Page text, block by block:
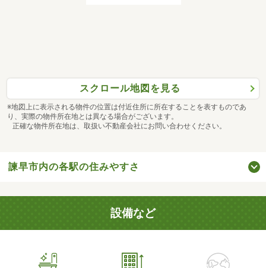
スクロール地図を見る
※地図上に表示される物件の位置は付近住所に所在することを表すものであ
り、実際の物件所在地とは異なる場合がございます。
正確な物件所在地は、取扱い不動産会社にお問い合わせください。
諫早市内の各駅の住みやすさ
設備など